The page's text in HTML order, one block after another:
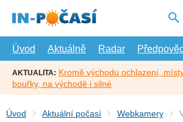
hlavní
Úvod
Aktuálně Radar
AKTUALITA: Kromě východu ochlazení,
bouřky, na východě i silné
Úvod Aktuální počasí Webkamery